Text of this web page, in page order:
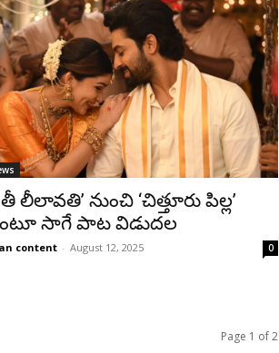
లీలావతి’ నుంచి ‘చిత్తూరు పిల్ల’
సాగే పాట విడుదల
content - August 12, 2025 0
Page 1 of 2